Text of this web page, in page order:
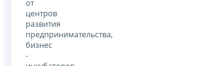
от
центров
развития
предпринимательства,
бизнес
-